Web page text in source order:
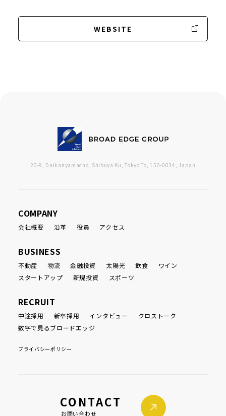
WEBSITE
20-9, Daikanyamacho, Shibuya Ku, Tokyo To, 150-0034, Japan
COMPANY
会社概要 沿革 役員 アクセス
BUSINESS
不動産 物流 金融投資 太陽光 飲食
ワイン
スタートアップ
新規投資 スポーツ
RECRUIT
中途採用 新卒採用 インタビュー
クロストーク
数字で見るブロードエッジ
プライバシーポリシー
CONTACT
お問い合わせ